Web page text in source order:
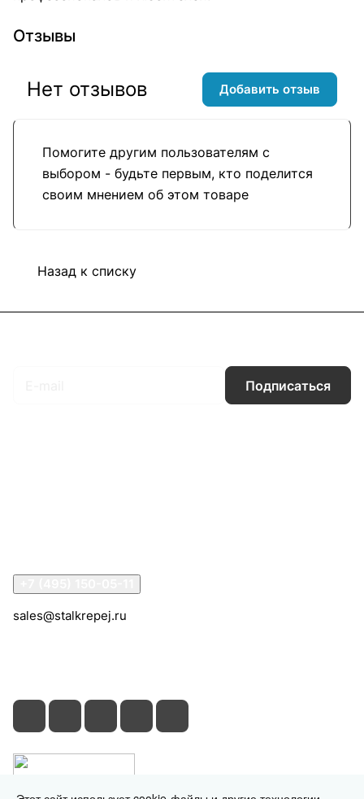
Отзывы
Помогите другим пользователям с
выбором - будьте первым, кто поделится
своим мнением об этом товаре
Нет отзывов Добавить отзыв
Назад к списку
Подписаться
sales@stalkrepej.ru